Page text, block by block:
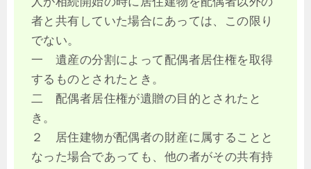
者と共有していた場合にあっては、この限り
でない。
一 遺産の分割によって配偶者居住権を取得
するものとされたとき。
二 配偶者居住権が遺贈の目的とされたと
き。
２ 居住建物が配偶者の財産に属することと
なった場合であっても、他の者がその共有持